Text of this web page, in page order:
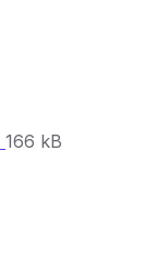
File
File
166 kB